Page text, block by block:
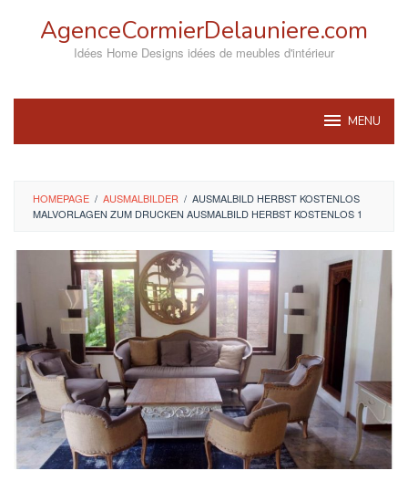
AgenceCormierDelauniere.com
Idées Home Designs idées de meubles d'intérieur
MENU
HOMEPAGE / AUSMALBILDER / AUSMALBILD HERBST KOSTENLOS
MALVORLAGEN ZUM DRUCKEN AUSMALBILD HERBST KOSTENLOS 1